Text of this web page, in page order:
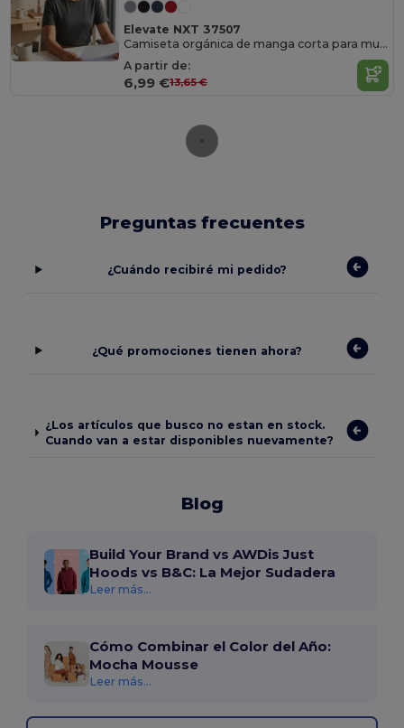
Elevate NXT 37507
Camiseta orgánica de manga corta para mujer "Azurite"
A partir de:
6,99 €13,65 €
Preguntas frecuentes
¿Cuándo recibiré mi pedido?
¿Qué promociones tienen ahora?
¿Los artículos que busco no estan en stock.
Cuando van a estar disponibles nuevamente?
Blog
Build Your Brand vs AWDis Just
Hoods vs B&C: La Mejor Sudadera
Leer más...
Cómo Combinar el Color del Año:
Mocha Mousse
Leer más...